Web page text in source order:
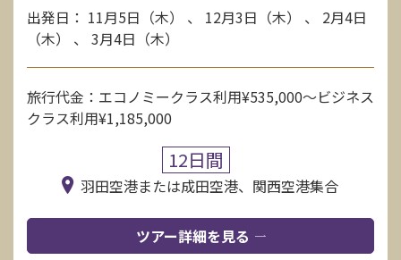
出発日： 11月5日（木） 、 12月3日（木） 、 2月4日
（木） 、 3月4日（木）
旅行代金：エコノミークラス利用¥535,000〜ビジネス
クラス利用¥1,185,000
12日間
羽田空港または成田空港、関西空港集合
ツアー詳細を見る